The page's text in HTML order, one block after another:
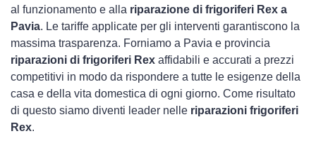
al funzionamento e alla riparazione di frigoriferi Rex a
Pavia. Le tariffe applicate per gli interventi garantiscono la
massima trasparenza. Forniamo a Pavia e provincia
riparazioni di frigoriferi Rex affidabili e accurati a prezzi
competitivi in modo da rispondere a tutte le esigenze della
casa e della vita domestica di ogni giorno. Come risultato
di questo siamo diventi leader nelle riparazioni frigoriferi
Rex.